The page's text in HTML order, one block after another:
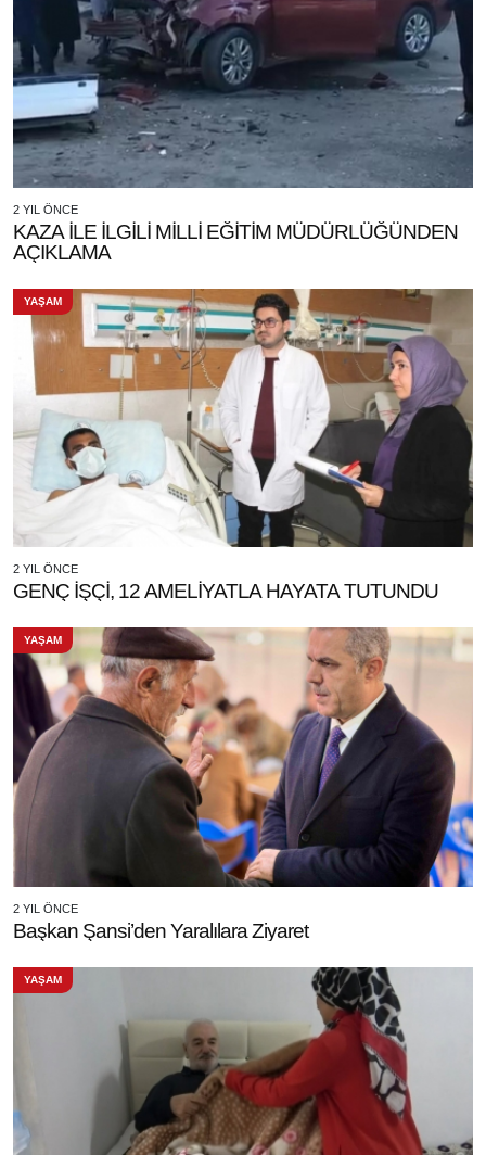
2 YIL ÖNCE
KAZA İLE İLGİLİ MİLLİ EĞİTİM MÜDÜRLÜĞÜNDEN
AÇIKLAMA
YAŞAM
2 YIL ÖNCE
GENÇ İŞÇİ, 12 AMELİYATLA HAYATA TUTUNDU
YAŞAM
2 YIL ÖNCE
Başkan Şansi’den Yaralılara Ziyaret
YAŞAM